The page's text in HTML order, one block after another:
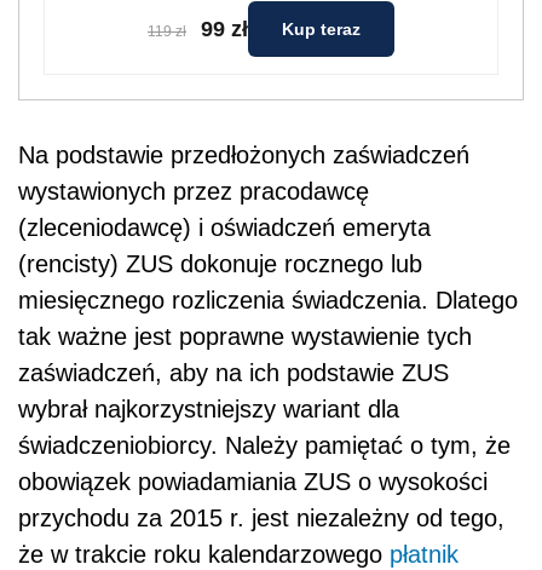
119 zł 99 zł Kup teraz
Na podstawie przedłożonych zaświadczeń
wystawionych przez pracodawcę
(zleceniodawcę) i oświadczeń emeryta
(rencisty) ZUS dokonuje rocznego lub
miesięcznego rozliczenia świadczenia. Dlatego
tak ważne jest poprawne wystawienie tych
zaświadczeń, aby na ich podstawie ZUS
wybrał najkorzystniejszy wariant dla
świadczeniobiorcy. Należy pamiętać o tym, że
obowiązek powiadamiania ZUS o wysokości
przychodu za 2015 r. jest niezależny od tego,
że w trakcie roku kalendarzowego płatnik